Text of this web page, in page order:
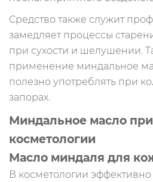
Средство также служит
замедляет процессы
при сухости и шелушении.
применение миндальное
полезно употреблять при
запорах.
Миндальное масло
косметологии
Масло миндаля для
В косметологии